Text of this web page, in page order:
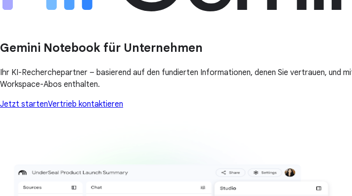
Gemini Notebook für Unternehmen
Ihr KI-Recherchepartner – basierend auf den fundierten Informationen, denen Sie vertrauen, und
Workspace-Abos enthalten.
Jetzt startenVertrieb kontaktieren